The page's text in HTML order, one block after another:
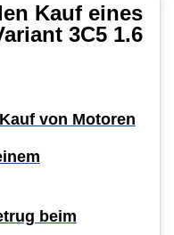
Kauf eines
3C5 1.6
von Motoren
beim